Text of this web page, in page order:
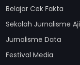
Belajar Cek Fakta
Sekolah Jurnalisme Aji
Jurnalisme Data
Festival Media